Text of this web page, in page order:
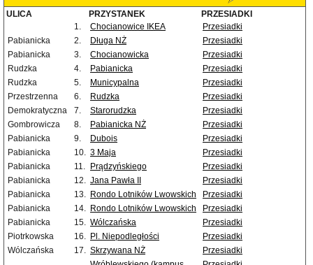
ULICA PRZYSTANEK
PRZESIADKI
1.
Chocianowice IKEA
Przesiadki
Pabianicka
2. Długa NŻ
Przesiadki
Pabianicka
3. Chocianowicka
Przesiadki
Rudzka
4. Pabianicka
Przesiadki
Rudzka
5. Municypalna
Przesiadki
Przestrzenna
6. Rudzka
Przesiadki
Demokratyczna
7. Starorudzka
Przesiadki
Gombrowicza
8. Pabianicka NŻ
Przesiadki
Pabianicka
9. Dubois
Przesiadki
Pabianicka
10. 3 Maja
Przesiadki
Pabianicka
11. Prądzyńskiego
Przesiadki
Pabianicka
12. Jana Pawła II
Przesiadki
Pabianicka
13. Rondo Lotników Lwowskich
Przesiadki
Pabianicka
14. Rondo Lotników Lwowskich
Przesiadki
Pabianicka
15. Wólczańska
Przesiadki
Piotrkowska
16. Pl. Niepodległości
Przesiadki
Wólczańska
17. Skrzywana NŻ
Przesiadki